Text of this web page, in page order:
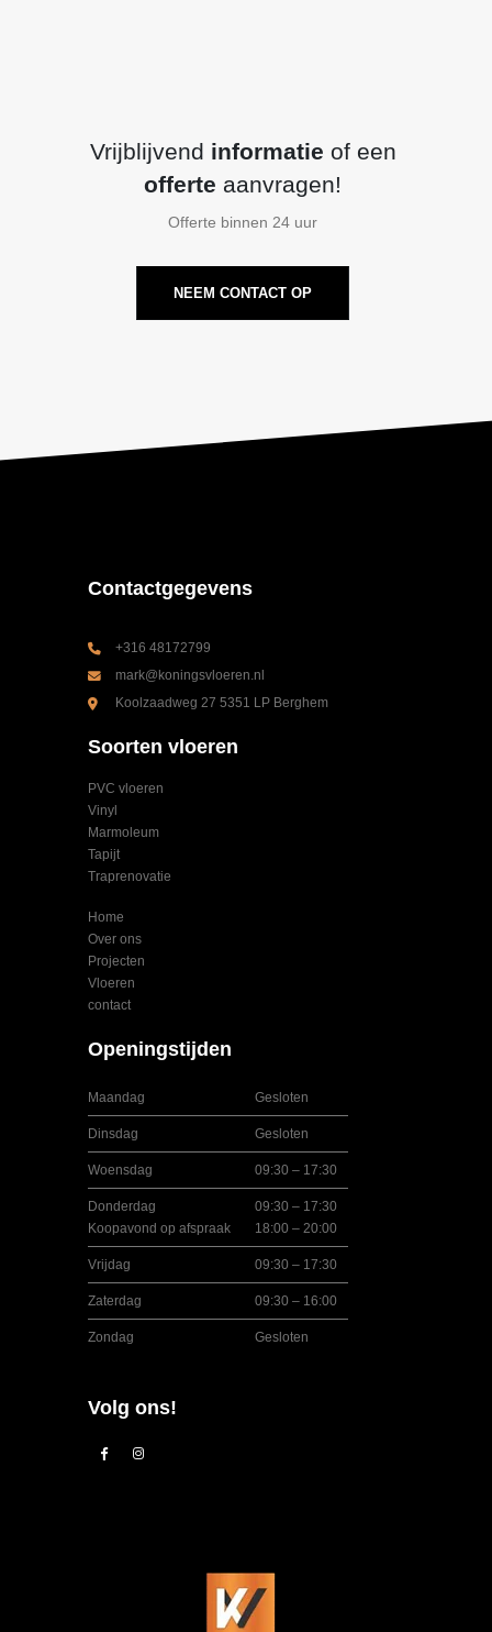
Vrijblijvend informatie of een
offerte aanvragen!
Offerte binnen 24 uur
NEEM CONTACT OP
Contactgegevens
+316 48172799
mark@koningsvloeren.nl
Koolzaadweg 27 5351 LP Berghem
Soorten vloeren
PVC vloeren
Vinyl
Marmoleum
Tapijt
Traprenovatie
Home
Over ons
Projecten
Vloeren
contact
Openingstijden
Maandag Gesloten
Dinsdag Gesloten
Woensdag 09:30 – 17:30
Donderdag
Koopavond op afspraak
09:30 – 17:30
18:00 – 20:00
Vrijdag 09:30 – 17:30
Zaterdag 09:30 – 16:00
Zondag Gesloten
Volg ons!